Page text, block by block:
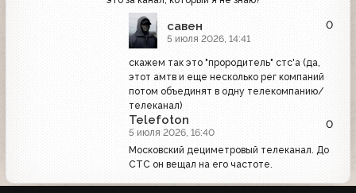
савен
5 июля 2026, 14:41
0
скажем так это "прородитель" стс'а (да,
этот амтв и еще несколько рег компаний
потом объединят в одну телекомпанию/
телеканал)
Telefoton
5 июля 2026, 16:40
0
Московский дециметровый телеканал. До
СТС он вещал на его частоте.